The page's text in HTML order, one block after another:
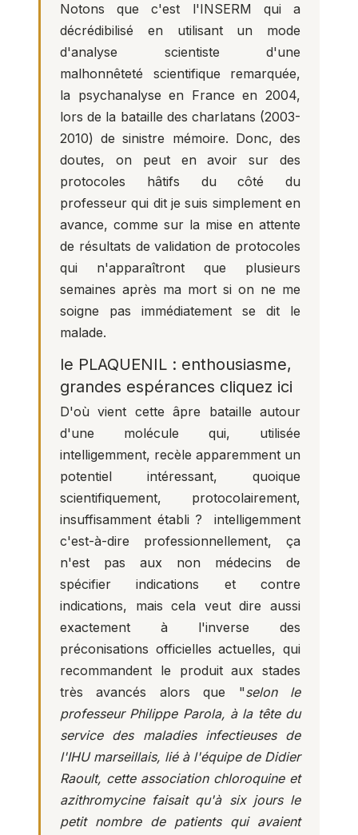
Notons que c'est l'INSERM qui a
décrédibilisé en utilisant un mode
d'analyse scientiste d'une
malhonnêteté scientifique remarquée,
la psychanalyse en France en 2004,
lors de la bataille des charlatans (2003-
2010) de sinistre mémoire. Donc, des
doutes, on peut en avoir sur des
protocoles hâtifs du côté du
professeur qui dit je suis simplement en
avance, comme sur la mise en attente
de résultats de validation de protocoles
qui n'apparaîtront que plusieurs
semaines après ma mort si on ne me
soigne pas immédiatement se dit le
malade.
le PLAQUENIL : enthousiasme,
grandes espérances cliquez ici
D'où vient cette âpre bataille autour
d'une molécule qui, utilisée
intelligemment, recèle apparemment un
potentiel intéressant, quoique
scientifiquement, protocolairement,
insuffisamment établi ? intelligemment
c'est-à-dire professionnellement, ça
n'est pas aux non médecins de
spécifier indications et contre
indications, mais cela veut dire aussi
exactement à l'inverse des
préconisations officielles actuelles, qui
recommandent le produit aux stades
très avancés alors que "selon le
professeur Philippe Parola, à la tête du
service des maladies infectieuses de
l'IHU marseillais, lié à l'équipe de Didier
Raoult, cette association chloroquine et
azithromycine faisait qu'à six jours le
petit nombre de patients qui avaient